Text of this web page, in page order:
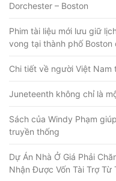
Dorchester – Boston
Phim tài liệu mới lưu giữ
vong tại thành phố Boston
Chi tiết về người Việt Nam
Juneteenth không chỉ là
Sách của Windy Phạm
truyền thống
Dự Án Nhà Ở Giá Phải
Nhận Được Vốn Tài Trợ Từ